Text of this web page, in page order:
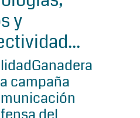
y
campaña